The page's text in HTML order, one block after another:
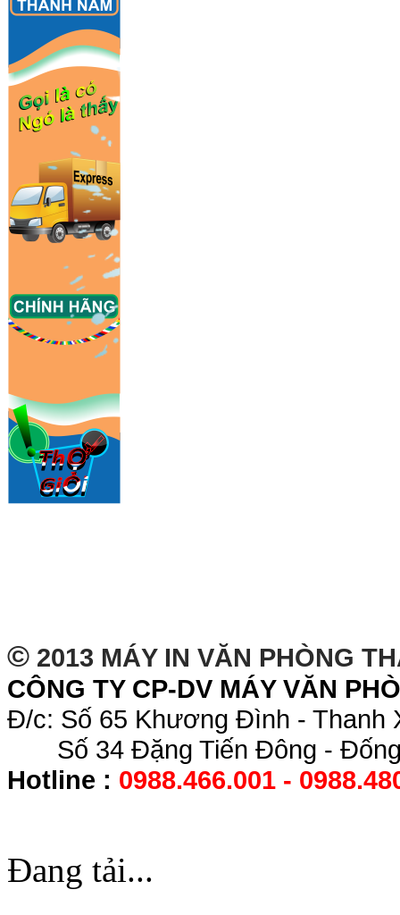
© 2013 MÁY IN VĂN PHÒNG
CÔNG TY CP-DV MÁY VĂN
Đ/c: Số 65 Khương Đình - Thanh
Số 34 Đặng Tiến Đông -
Hotline : 0988.466.001 -
Đang tải...